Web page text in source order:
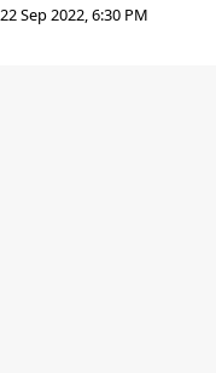
22 Sep 2022, 6:30 PM